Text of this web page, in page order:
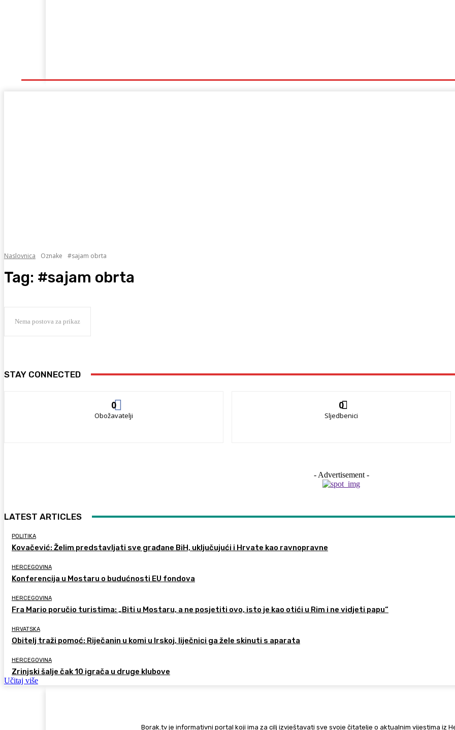
Naslovnica Oznake #sajam obrta
Tag: #sajam obrta
Nema postova za prikaz
STAY CONNECTED
0
Obožavatelji
0
Sljedbenici
- Advertisement -
LATEST ARTICLES
POLITIKA
Kovačević: Želim predstavljati sve građane BiH, uključujući i Hrvate kao ravnopravne
HERCEGOVINA
Konferencija u Mostaru o budućnosti EU fondova
HERCEGOVINA
Fra Mario poručio turistima: „Biti u Mostaru, a ne posjetiti ovo, isto je kao otići u Rim i ne vidjeti papu“
HRVATSKA
Obitelj traži pomoć: Riječanin u komi u Irskoj, liječnici ga žele skinuti s aparata
HERCEGOVINA
Zrinjski šalje čak 10 igrača u druge klubove
Učitaj više
Borak.tv je informativni portal koji ima za cilj izvještavati sve svoje čitatelje o aktualnim vijestima iz